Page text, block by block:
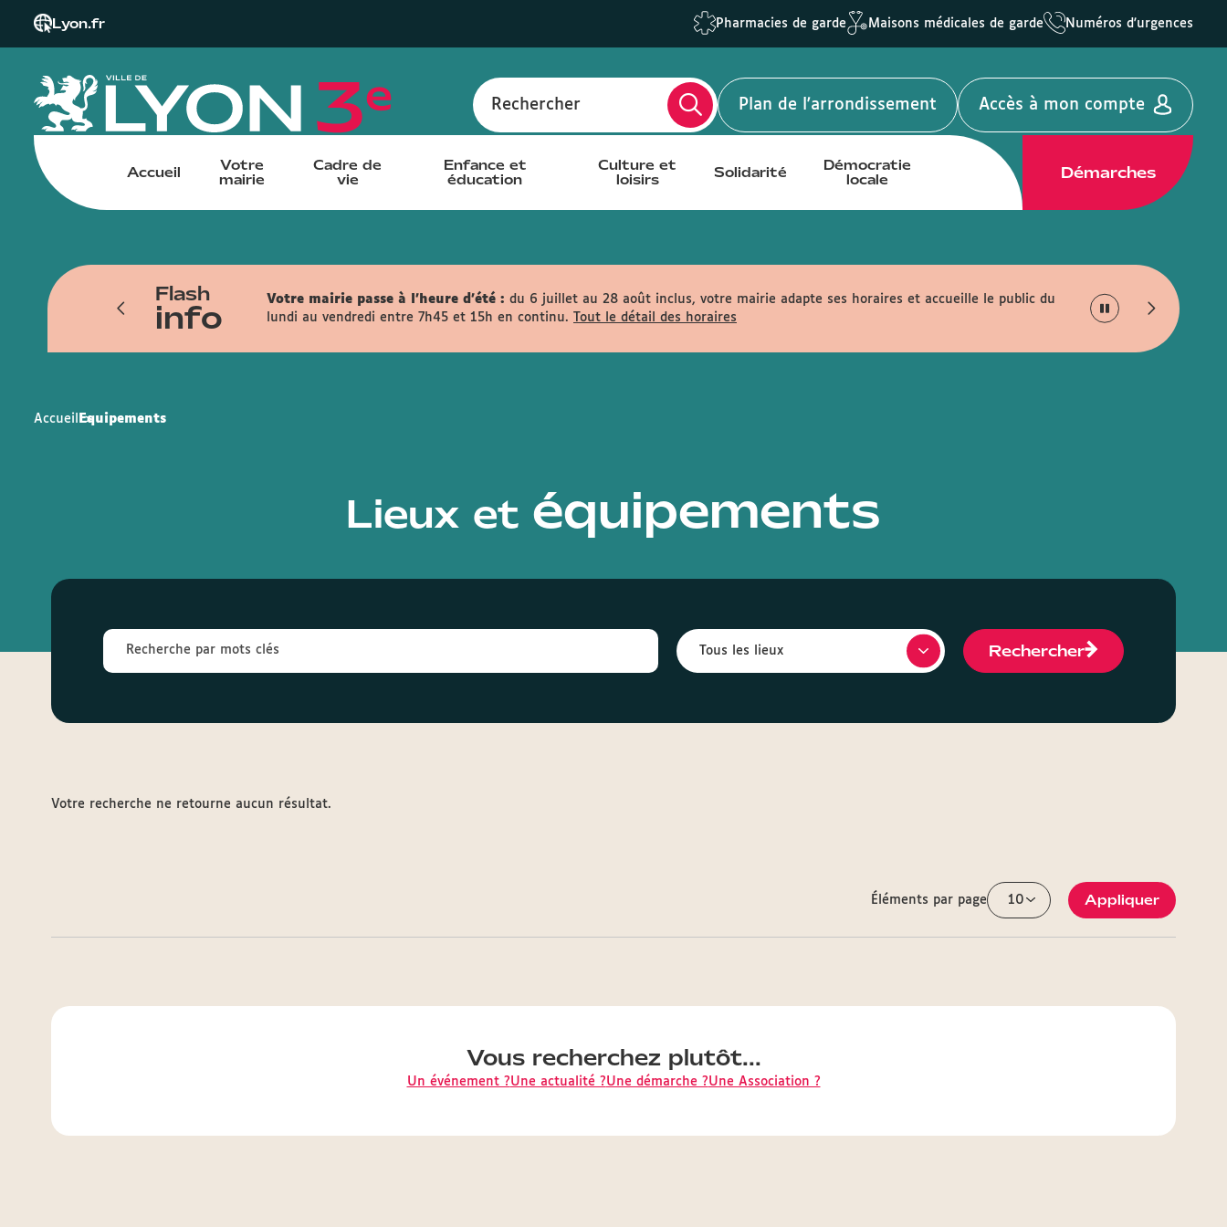
Lyon.fr Pharmacies de garde Maisons médicales de garde Numéros d'urgences
Rechercher Plan de l'arrondissement Accès à mon compte
Accueil
Votre
mairie
Cadre de
vie
Enfance et
éducation
Culture et
loisirs
Solidarité
Démocratie
locale
Démarches
Flash
info
du 6 juillet au 13 novembre. Les
la rue de la Part-Dieu, la rue
Votre mairie passe à l'heure d'été : du 6 juillet au 28 août inclus, votre mairie adapte ses horaires et accueille le public du
lundi au vendredi entre 7h45 et 15h en continu. Tout le détail des horaires
Accueil Equipements
Lieux et équipements
Rechercher
Votre recherche ne retourne aucun résultat.
Éléments par page Appliquer
Vous recherchez plutôt...
Un événement ?Une actualité ?Une démarche ?Une Association ?